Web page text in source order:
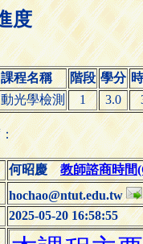
度
課程名稱 階段 學分
光學檢測 1 3.0
何昭慶教師諮商時間
hochao@ntut.edu.tw
2025-05-20 16:58:55